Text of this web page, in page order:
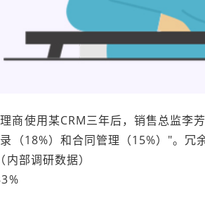
商使用某CRM三年后，销售总监李
录（18%）和合同管理（15%）"。冗
部调研数据）